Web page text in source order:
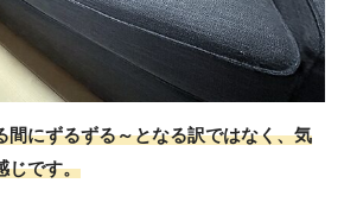
間にずるずる～となる訳ではなく、気
じです。